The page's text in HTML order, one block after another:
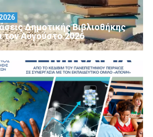
Δημοτικής Βιβλιοθήκης
τον Αύγούστο 2026